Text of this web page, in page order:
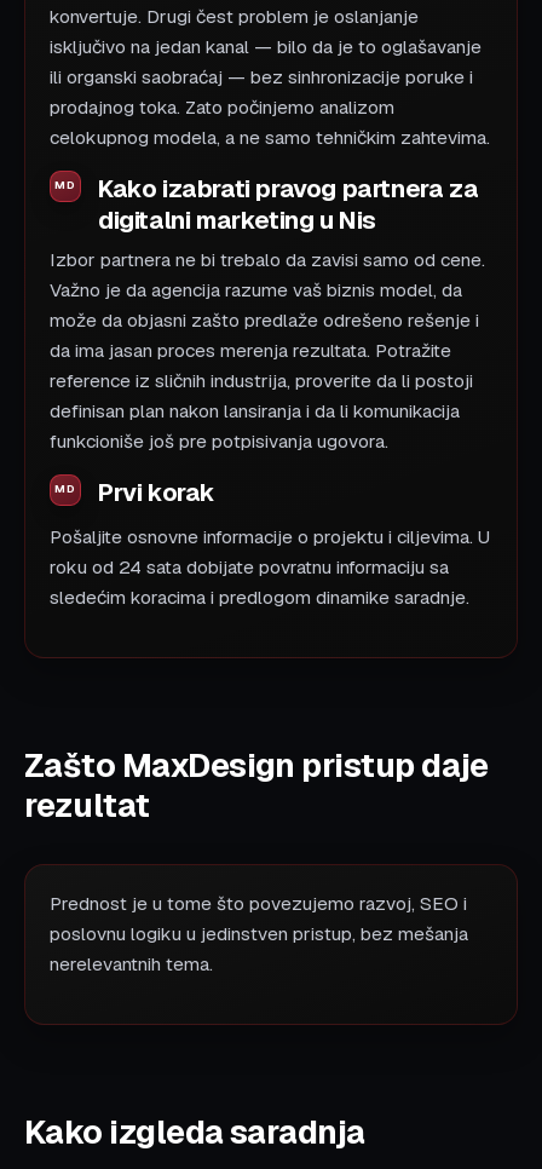
konvertuje. Drugi čest problem je oslanjanje
isključivo na jedan kanal — bilo da je to oglašavanje
ili organski saobraćaj — bez sinhronizacije poruke i
prodajnog toka. Zato počinjemo analizom
celokupnog modela, a ne samo tehničkim zahtevima.
Kako izabrati pravog partnera za
digitalni marketing u Nis
Izbor partnera ne bi trebalo da zavisi samo od cene.
Važno je da agencija razume vaš biznis model, da
može da objasni zašto predlaže odrešeno rešenje i
da ima jasan proces merenja rezultata. Potražite
reference iz sličnih industrija, proverite da li postoji
definisan plan nakon lansiranja i da li komunikacija
funkcioniše još pre potpisivanja ugovora.
Prvi korak
Pošaljite osnovne informacije o projektu i ciljevima. U
roku od 24 sata dobijate povratnu informaciju sa
sledećim koracima i predlogom dinamike saradnje.
Zašto MaxDesign pristup daje
rezultat
Prednost je u tome što povezujemo razvoj, SEO i
poslovnu logiku u jedinstven pristup, bez mešanja
nerelevantnih tema.
Kako izgleda saradnja